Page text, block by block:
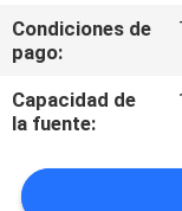
COMPANY
NEWS
MAPA
Condiciones de
pago:
Capacidad de
la fuente: